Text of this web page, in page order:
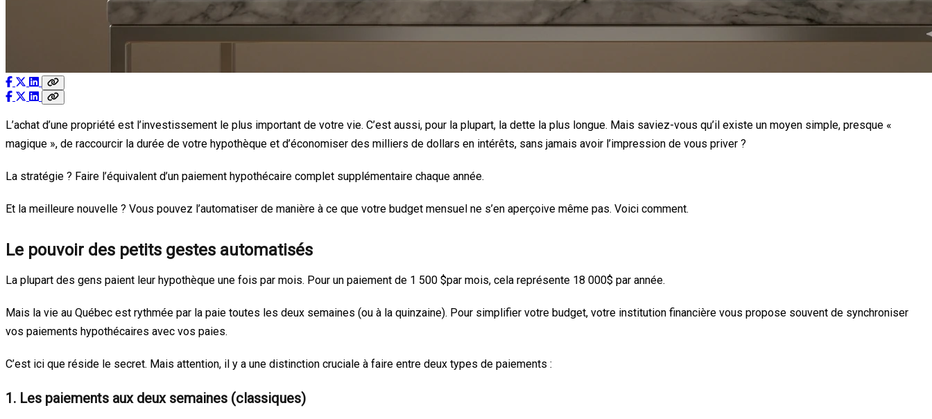
L’achat d’une propriété est l’investissement le plus important de votre vie. C’est aussi, pour la plupart, la dette la plus longue. Mais saviez-vous qu’il existe un moyen simple, presque «
magique », de raccourcir la durée de votre hypothèque et d’économiser des milliers de dollars en intérêts, sans jamais avoir l’impression de vous priver ?
La stratégie ? Faire l’équivalent d’un paiement hypothécaire complet supplémentaire chaque année.
Et la meilleure nouvelle ? Vous pouvez l’automatiser de manière à ce que votre budget mensuel ne s’en aperçoive même pas. Voici comment.
Le pouvoir des petits gestes automatisés
La plupart des gens paient leur hypothèque une fois par mois. Pour un paiement de 1 500 $par mois, cela représente 18 000$ par année.
Mais la vie au Québec est rythmée par la paie toutes les deux semaines (ou à la quinzaine). Pour simplifier votre budget, votre institution financière vous propose souvent de synchroniser
vos paiements hypothécaires avec vos paies.
C’est ici que réside le secret. Mais attention, il y a une distinction cruciale à faire entre deux types de paiements :
1. Les paiements aux deux semaines (classiques)